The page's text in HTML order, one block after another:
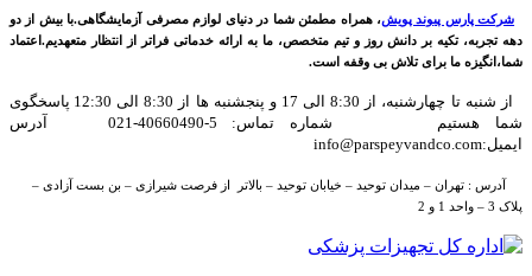
شرکت پارس پیوند پویش، همراه مطمئن شما در دنیای لوازم مصرفی آزمایشگاهی.با بیش از دو
دهه تجربه، تکیه بر دانش روز و تیم متخصص، ما به ارائه خدماتی فراتر از انتظار متعهدیم.اعتماد
شما،انگیزه ما برای تلاش بی وقفه است.
از شنبه تا چهارشنبه، از 8:30 الی 17 و پنجشنبه ها از 8:30 الی 12:30 پاسخگوی
شما هستیم شماره تماس: 5-40660490-021 آدرس
ایمیل:info@parspeyvandco.com
آدرس : تهران – میدان توحید – خیابان توحید – بالاتر از فرصت شیرازی – بن بست آزادی –
پلاک 3 – واحد 1 و 2